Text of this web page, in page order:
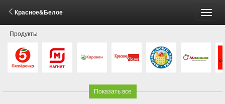
Красное&Белое
Продукты
Показать все